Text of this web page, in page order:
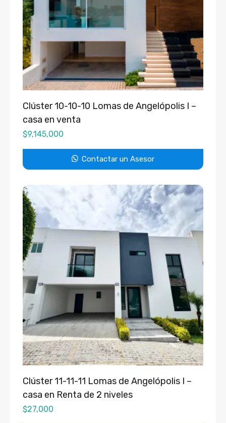
Clúster 10-10-10 Lomas de Angelópolis I –
casa en venta
$9,145,000
Contactar un Asesor
Clúster 11-11-11 Lomas de Angelópolis I –
casa en Renta de 2 niveles
$27,000